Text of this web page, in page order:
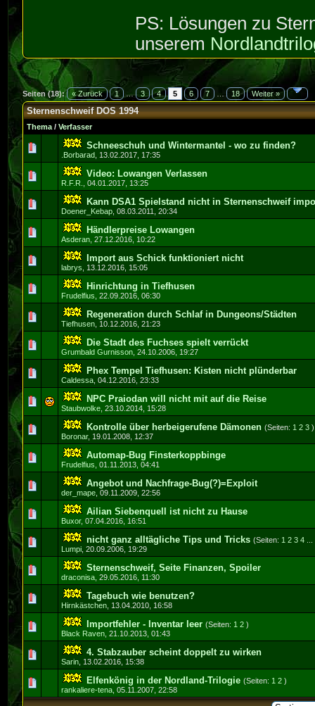
PS: Lösungen zu
unserem
Seiten (18): « Zurück 1 … 3 4 5 6 7 … 18 Weiter »
Sternenschweif DOS 1994
Thema /Verfasser
Schneeschuh und Wintermantel - wo zu finden?
.Borbarad 13.02.2017, 17:35
0 Bewertung(en) - 0 von 5 durchschnittlich
123 45
Video: Lowangen Verlassen
R.F.R. ,04.01.2017, 13:25
0 Bewertung(en) - 0 von 5 durchschnittlich
12345
Kann DSA1 Spielstand nicht in Sternenschweif
Doener_Kebap ,08.03.2011, 20:34
0 Bewertung(en) - 0 von 5 durchschnittlich
1 2345
Händlerpreise Lowangen
Asderan ,27.12.2016, 10:22
0 Bewertung(en) - 0 von 5 durchschnittlich
123 45
Import aus Schick funktioniert nicht
labrys 13.12.2016, 15:05
0 Bewertung(en) - 0 von 5 durchschnittlich
1 2345
Hinrichtung in Tiefhusen
Frudelfius ,22.09.2016, 06:30
0 Bewertung(en) - 0 von 5 durchschnittlich
1234 5
Regeneration durch Schlaf in Dungeons/Städten
Tiefhusen 10.12.2016, 21:23
0 Bewertung(en) - 0 von 5 durchschnittlich
12345
Die Stadt des Fuchses spielt verrückt
Grumbald Gurnisson ,24.10.2006, 19:27
0 Bewertung(en) - 0 von 5 durchschnittlich
12345
Phex Tempel Tiefhusen: Kisten nicht plünderbar
Caldessa ,04.12.2016, 23:33
0 Bewertung(en) - 0 von 5 durchschnittlich
12 45
NPC Praiodan will nicht mit auf die Reise
Staubwolke ,23.10.2014, 15:28
0 Bewertung(en) - 0 von 5 durchschnittlich
123 45
Kontrolle über herbeigerufene Dämonen (Seiten: 1 2 3 )
Boronar, 19.01.2008, 12:37
0 Bewertung(en) - 0 von 5 durchschnittlich
12345
Automap-Bug Finsterkoppbinge
Frudelfius ,01.11.2013, 04:41
0 Bewertung(en) - 0 von 5 durchschnittlich
123 45
Angebot und Nachfrage-Bug(?)=Exploit
der_mape ,09.11.2009, 22:56
0 Bewertung(en) - 0 von 5 durchschnittlich
12 345
Ailian Siebenquell ist nicht zu Hause
Buxor,07.04.2016, 16:51
0 Bewertung(en) - 0 von 5 durchschnittlich
12345
nicht ganz alltägliche Tips und Tricks (Seiten: 1 2 3 4
Lumpi ,20.09.2006, 19:29
0 Bewertung(en) - 0 von 5 durchschnittlich
12345
Sternenschweif, Seite Finanzen, Spoiler
draconisa ,29.05.2016, 11:30
0 Bewertung(en) - 0 von 5 durchschnittlich
12345
Tagebuch wie benutzen?
Hirnkästchen 13.04.2010, 16:58
0 Bewertung(en) - 0 von 5 durchschnittlich
123 45
Importfehler - Inventar leer (Seiten: 1 2 )
Black Raven ,21.10.2013, 01:43
0 Bewertung(en) - 0 von 5 durchschnittlich
12 3 45
4. Stabzauber scheint doppelt zu wirken
Sarin 13.02.2016, 15:38
0 Bewertung(en) - 0 von 5 durchschnittlich
123 45
Elfenkönig in der Nordland-Trilogie (Seiten: 1 2 )
rankaliere-tena ,05.11.2007, 22:58
0 Bewertung(en) - 0 von 5 durchschnittlich
1 23 45